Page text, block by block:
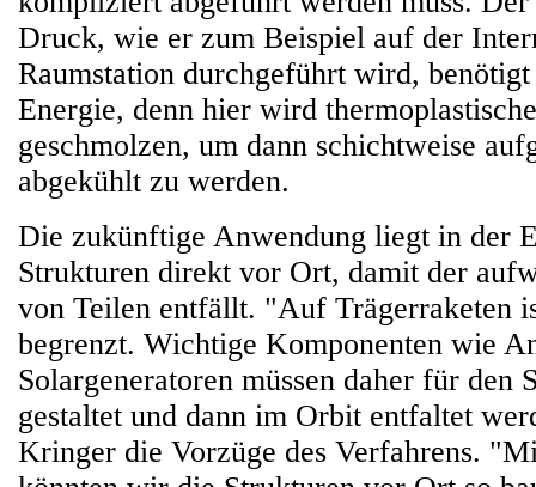
Druck, wie er zum Beispiel auf der
Raumstation durchgeführt wird,
Energie, denn hier wird
geschmolzen, um dann schichtweise
abgekühlt zu werden.
Die zukünftige Anwendung liegt in der
Strukturen direkt vor Ort, damit der
von Teilen entfällt. "Auf Trägerraketen
begrenzt. Wichtige Komponenten wie
Solargeneratoren müssen daher für den
gestaltet und dann im Orbit entfaltet
Kringer die Vorzüge des Verfahrens.